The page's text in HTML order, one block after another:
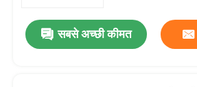
कारखाना भ्रमणसबसे अच्छी कीमत